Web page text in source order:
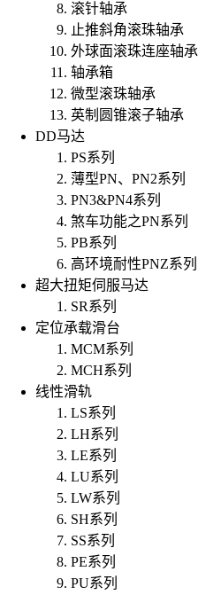
滚针轴承
止推斜角滚珠轴承
外球面滚珠连座轴承
轴承箱
微型滚珠轴承
英制圆锥滚子轴承
DD马达
PS系列
薄型PN、PN2系列
PN3&PN4系列
煞车功能之PN系列
PB系列
高环境耐性PNZ系列
超大扭矩伺服马达
SR系列
定位承载滑台
MCM系列
MCH系列
线性滑轨
LS系列
LH系列
LE系列
LU系列
LW系列
SH系列
SS系列
PE系列
PU系列